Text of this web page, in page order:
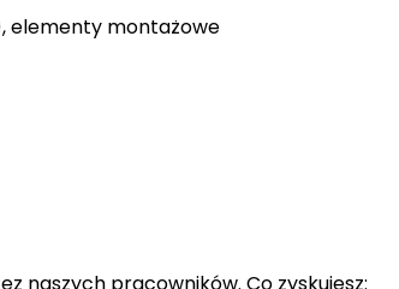
elementy montażowe
naszych pracowników. Co zyskujesz: